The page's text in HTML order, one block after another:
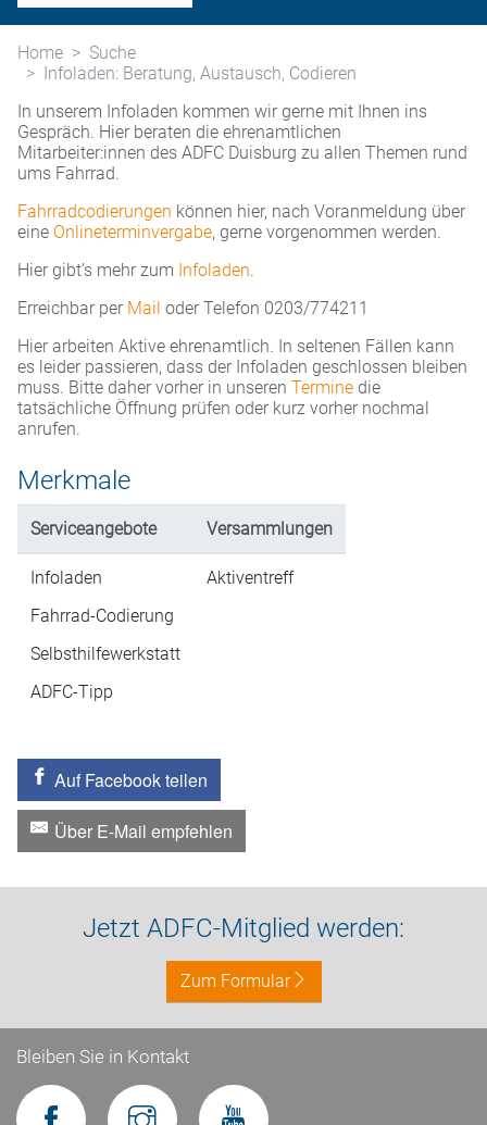
Home
Suche
Infoladen: Beratung, Austausch, Codieren
In unserem Infoladen kommen wir gerne mit Ihnen ins
Gespräch. Hier beraten die ehrenamtlichen
Mitarbeiter:innen des ADFC Duisburg zu allen Themen rund
ums Fahrrad.
Fahrradcodierungen können hier, nach Voranmeldung über
eine Onlineterminvergabe, gerne vorgenommen werden.
Hier gibt’s mehr zum Infoladen.
Erreichbar per Mail oder Telefon 0203/774211
Hier arbeiten Aktive ehrenamtlich. In seltenen Fällen kann
es leider passieren, dass der Infoladen geschlossen bleiben
muss. Bitte daher vorher in unseren Termine die
tatsächliche Öffnung prüfen oder kurz vorher nochmal
anrufen.
Merkmale
Serviceangebote Versammlungen
Infoladen
Fahrrad-Codierung
Selbsthilfewerkstatt
ADFC-Tipp
Aktiventreff
Auf Facebook teilen
Über E-Mail empfehlen
Jetzt ADFC-Mitglied werden:
Zum Formular
Bleiben Sie in Kontakt